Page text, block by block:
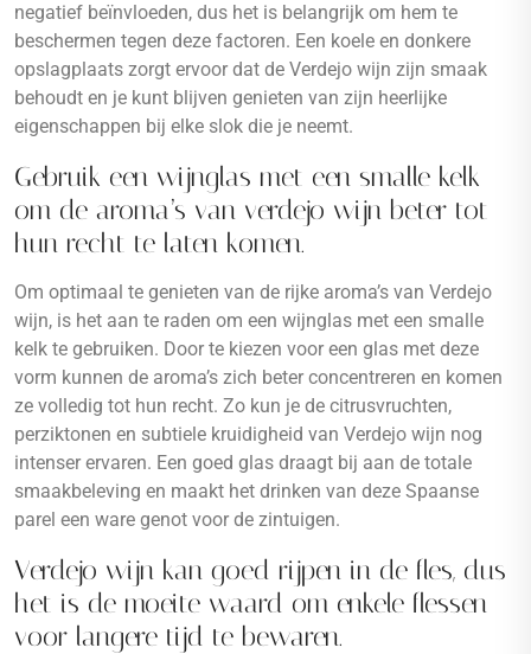
negatief beïnvloeden, dus het is belangrijk om hem te
beschermen tegen deze factoren. Een koele en donkere
opslagplaats zorgt ervoor dat de Verdejo wijn zijn smaak
behoudt en je kunt blijven genieten van zijn heerlijke
eigenschappen bij elke slok die je neemt.
Gebruik een wijnglas met een smalle kelk
om de aroma’s van verdejo wijn beter tot
hun recht te laten komen.
Om optimaal te genieten van de rijke aroma’s van Verdejo
wijn, is het aan te raden om een wijnglas met een smalle
kelk te gebruiken. Door te kiezen voor een glas met deze
vorm kunnen de aroma’s zich beter concentreren en komen
ze volledig tot hun recht. Zo kun je de citrusvruchten,
perziktonen en subtiele kruidigheid van Verdejo wijn nog
intenser ervaren. Een goed glas draagt bij aan de totale
smaakbeleving en maakt het drinken van deze Spaanse
parel een ware genot voor de zintuigen.
Verdejo wijn kan goed rijpen in de fles, dus
het is de moeite waard om enkele flessen
voor langere tijd te bewaren.